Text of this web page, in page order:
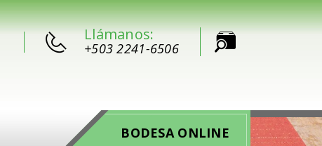
Llámanos:
+503 2241-6506
BODESA ONLINE